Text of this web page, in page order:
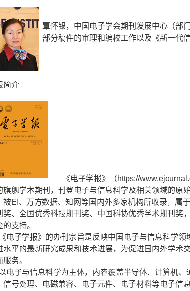
覃怀银，中国电子学会期刊发展中心（部
部分稿件的审理和编校工作以及《新一代
简介：
《电子学报》（https://
旗舰学术期刊，刊登电子与信息科学及相关领域的原
被EI 、万方数据、知网等国内外多家机构所收录，属于
奖、全国优秀科技期刊奖、中国科协优秀学术期刊奖
的支持。
电子学报》的办刊宗旨是反映中国电子与信息科学
水平的最新研究成果和技术进展，为促进国内外学术
服务。
电子与信息科学为主体，内容覆盖半导体、计算机
信号处理、电磁兼容、电子元件、电子材料等电子信